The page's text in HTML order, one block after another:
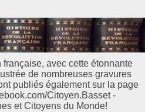
avec cette étonnante
de nombreuses gravures
publiés également sur la page
Citoyen.Basset -
et Citoyens du Monde!